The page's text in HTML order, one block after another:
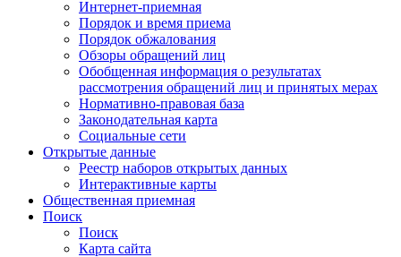
Интернет-приемная
Порядок и время приема
Порядок обжалования
Обзоры обращений лиц
Обобщенная информация о результатах
рассмотрения обращений лиц и принятых мерах
Нормативно-правовая база
Законодательная карта
Социальные сети
Открытые данные
Реестр наборов открытых данных
Интерактивные карты
Общественная приемная
Поиск
Поиск
Карта сайта